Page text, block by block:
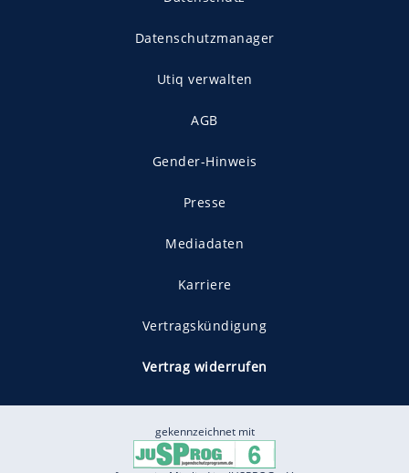
Datenschutzmanager
Utiq verwalten
AGB
Gender-Hinweis
Presse
Mediadaten
Karriere
Vertragskündigung
Vertrag widerrufen
gekennzeichnet mit